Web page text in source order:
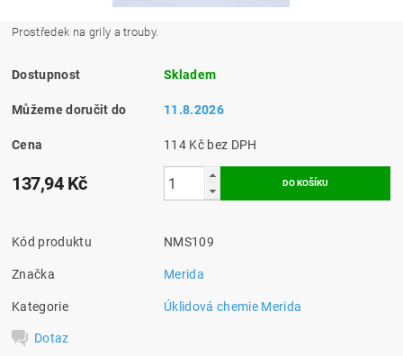
Prostředek na grily a trouby.
Dostupnost Skladem
Můžeme doručit do 11.8.2026
Cena 114 Kč bez DPH
137,94 Kč
Kód produktu NMS109
Značka Merida
Kategorie Úklidová chemie Merida
Dotaz